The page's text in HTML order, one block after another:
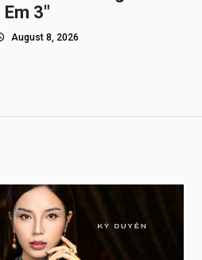
3″
August 8, 2026